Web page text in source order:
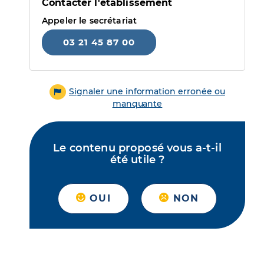
Contacter l'établissement
Appeler le secrétariat
03 21 45 87 00
Signaler une information erronée ou
manquante
Le contenu proposé vous a-t-il
été utile ?
OUI NON